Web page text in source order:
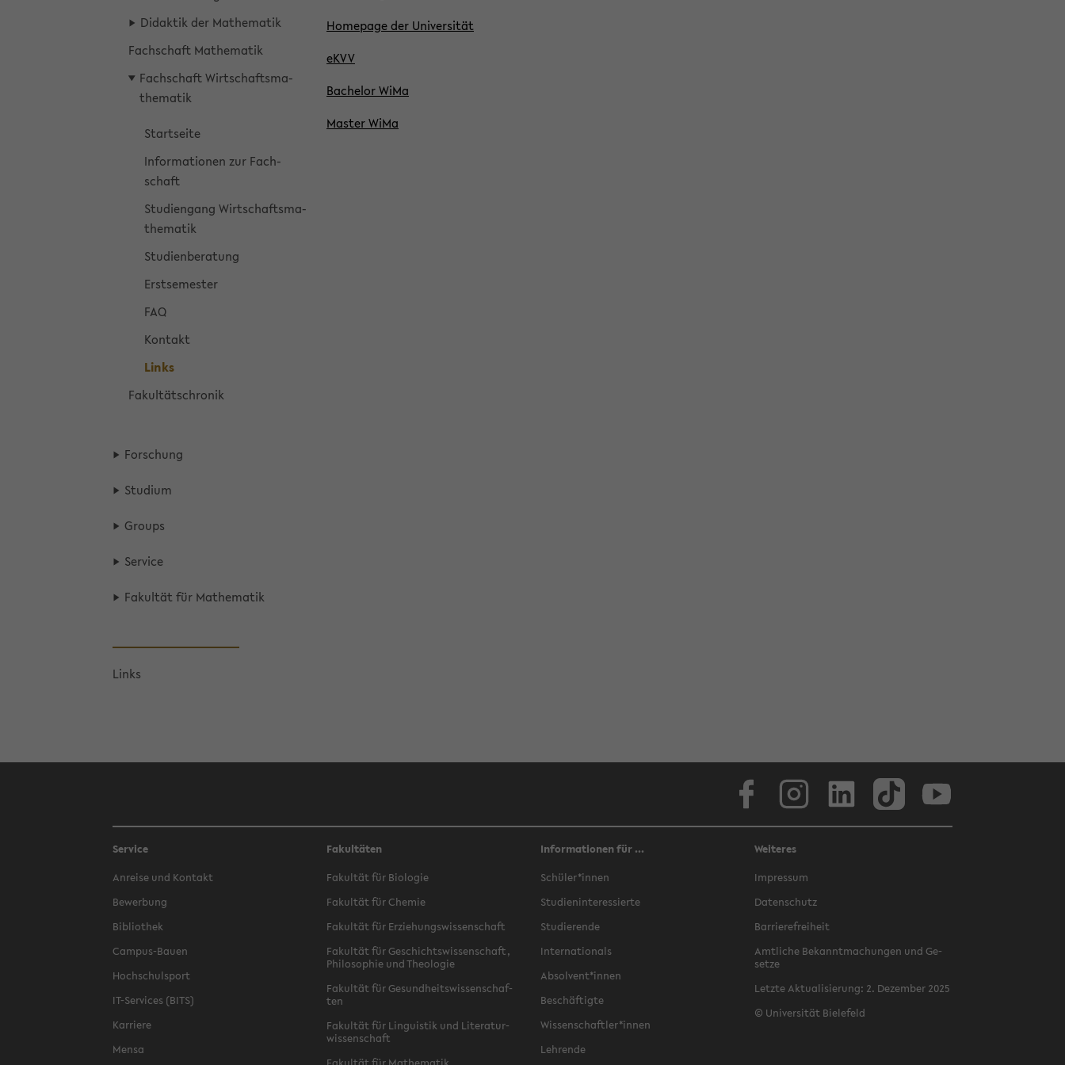
Di­dak­tik der Ma­the­ma­tik
Fach­schaft Ma­the­ma­tik
Fach­schaft Wirt­schafts­ma­
the­ma­tik
Start­sei­te
In­for­ma­tio­nen zur Fach­
schaft
Stu­di­en­gang Wirt­schafts­ma­
the­ma­tik
Stu­di­en­be­ra­tung
Erst­se­mes­ter
FAQ
Kon­takt
Links
Fa­kul­täts­chro­nik
For­schung
Stu­di­um
Groups
Ser­vice
Fa­kul­tät für Ma­the­ma­tik
Links
Home­page der Uni­ver­si­tät
eKVV
Ba­che­lor WiMa
Mas­ter WiMa
Face­book
Service
An­rei­se und Kon­takt
Be­wer­bung
Bi­blio­thek
Campus-​Bauen
Hoch­schul­sport
IT-​Services (BITS)
Kar­rie­re
Mensa
Fakultäten
Fa­kul­tät für Bio­lo­gie
Fa­kul­tät für Che­mie
Fa­kul­tät für Er­zie­hungs­wis­sen­schaft
Fa­kul­tät für Ge­schichts­wis­sen­schaft,
Phi­lo­so­phie und Theo­lo­gie
Fa­kul­tät für Ge­sund­heits­wis­sen­schaf­
ten
Fa­kul­tät für Lin­gu­is­tik und Li­te­ra­tur­
wis­sen­schaft
Informationen für ...
Schü­ler*innen
Stu­di­en­in­ter­es­sier­te
Stu­die­ren­de
In­ter­na­tio­nals
Ab­sol­vent*innen
Be­schäf­tig­te
Wis­sen­schaft­ler*innen
Leh­ren­de
Weiteres
Im­pres­sum
Da­ten­schutz
Bar­rie­re­frei­heit
Amt­li­che Be­kannt­ma­chun­gen und Ge­
set­ze
Letz­te Ak­tua­li­sie­rung: 2. De­zem­ber 2025
© Uni­ver­si­tät Bie­le­feld